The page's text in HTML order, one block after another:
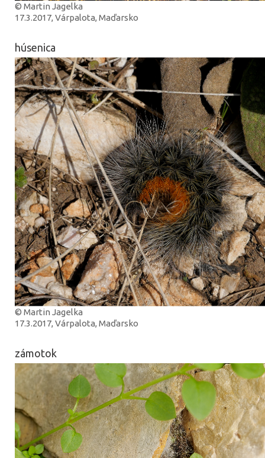
© Martin Jagelka
17.3.2017, Várpalota, Maďarsko
húsenica
© Martin Jagelka
17.3.2017, Várpalota, Maďarsko
zámotok